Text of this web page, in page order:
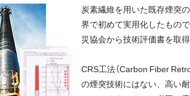
炭素繊維を用いた既存煙突
界で初めて実用化したもの
災協会から技術評価書を取得
CRS工法（Carbon Fiber
の煙突技術にはない、高い